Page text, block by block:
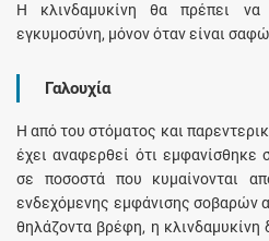
Η κλινδαμυκίνη θα πρέπει να
εγκυμοσύνη, μόνον όταν είναι
Γαλουχία
Η από του στόματος και
έχει αναφερθεί ότι εμφανίσθηκε
σε ποσοστά που κυμαίνονται
ενδεχόμενης εμφάνισης σοβαρών
θηλάζοντα βρέφη, η κλινδαμυκίνη